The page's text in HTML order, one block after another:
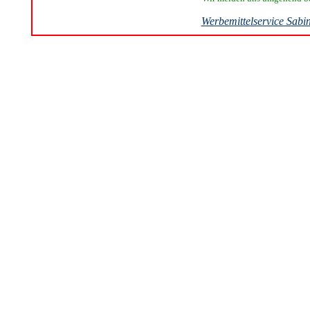
Werbemittelservice